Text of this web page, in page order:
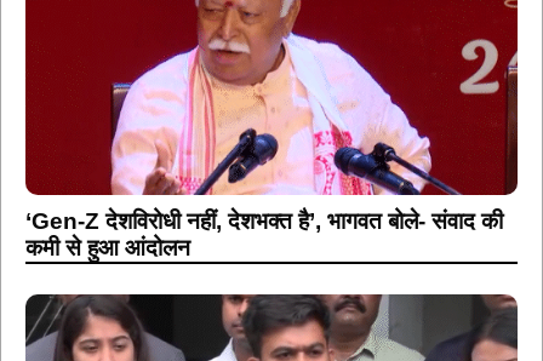
‘Gen-Z देशविरोधी नहीं, देशभक्त है’, भागवत बोले- संवाद की
कमी से हुआ आंदोलन